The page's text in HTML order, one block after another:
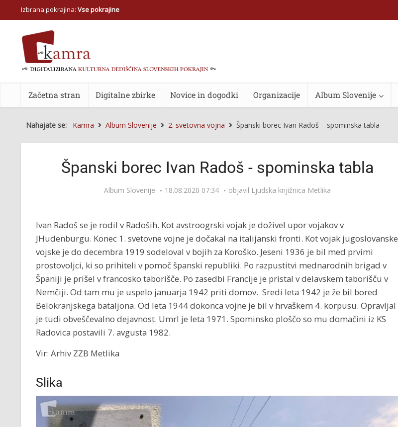
Izbrana pokrajina: Vse pokrajine
Začetna stran Digitalne zbirke Novice in dogodki Organizacije Album Slovenije
Nahajate se: Kamra Album Slovenije 2. svetovna vojna Španski borec Ivan Radoš – spominska tabla
Španski borec Ivan Radoš - spominska tabla
Album Slovenije 18.08.2020 07:34 objavil Ljudska knjižnica Metlika
Ivan Radoš se je rodil v Radoših. Kot avstroogrski vojak je doživel upor vojakov v
JHudenburgu. Konec 1. svetovne vojne je dočakal na italijanski fronti. Kot vojak jugoslovanske
vojske je do decembra 1919 sodeloval v bojih za Koroško. Jeseni 1936 je bil med prvimi
prostovoljci, ki so prihiteli v pomoč španski republiki. Po razpustitvi mednarodnih brigad v
Španiji je prišel v francosko taborišče. Po zasedbi Francije je pristal v delavskem taborišču v
Nemčiji. Od tam mu je uspelo januarja 1942 priti domov. Sredi leta 1942 je že bil bored
Belokranjskega bataljona. Od leta 1944 dokonca vojne je bil v hrvaškem 4. korpusu. Opravljal
je tudi obveščevalno dejavnost. Umrl je leta 1971. Spominsko ploščo so mu domačini iz KS
Radovica postavili 7. avgusta 1982.
Vir: Arhiv ZZB Metlika
Slika